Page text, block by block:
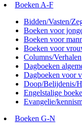
Boeken A-F
Bidden/Vasten/
Boeken voor
Boeken voor
Boeken voor
Columns/Verhalen
Dagboeken
Dagboeken voor
Doop/Belijdenis/
Engelstalige
Evangelie/
Boeken G-N